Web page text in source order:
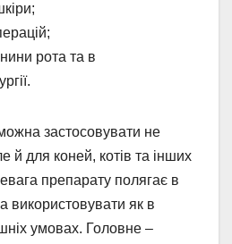
рота та в
застосовувати не
й для коней, котів та інших
препарату полягає в
використовувати як в
умовах. Головне –